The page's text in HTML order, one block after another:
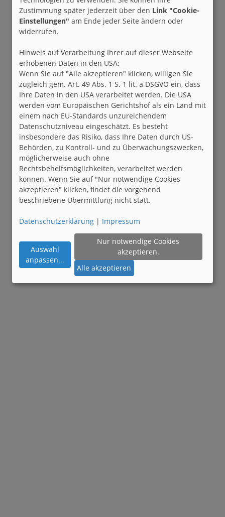
Zustimmung später jederzeit über den Link "Cookie-
Einstellungen" am Ende jeder Seite ändern oder
widerrufen.
Hinweis auf Verarbeitung Ihrer auf dieser Webseite
erhobenen Daten in den USA:
Wenn Sie auf "Alle akzeptieren" klicken, willigen Sie
zugleich gem. Art. 49 Abs. 1 S. 1 lit. a DSGVO ein, dass
Ihre Daten in den USA verarbeitet werden. Die USA
werden vom Europäischen Gerichtshof als ein Land mit
einem nach EU-Standards unzureichendem
Datenschutzniveau eingeschätzt. Es besteht
insbesondere das Risiko, dass Ihre Daten durch US-
Behörden, zu Kontroll- und zu Überwachungszwecken,
möglicherweise auch ohne
Rechtsbehelfsmöglichkeiten, verarbeitet werden
können. Wenn Sie auf "Nur notwendige Cookies
akzeptieren" klicken, findet die vorgehend
beschriebene Übermittlung nicht statt.
Datenschutzerklärung | Impressum
Auswahl
anpassen...
Nur notwendige Cookies
akzeptieren.
Alle akzeptieren